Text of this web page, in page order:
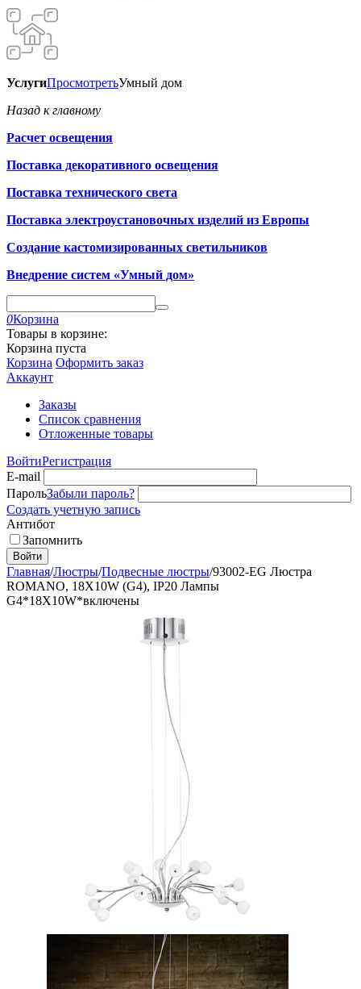
УслугиПросмотретьУмный дом
Назад к главному
Расчет освещения
Поставка декоративного освещения
Поставка технического света
Поставка электроустановочных изделий из Европы
Создание кастомизированных светильников
Внедрение систем «Умный дом»
0Корзина
Товары в корзине:
Корзина пуста
Корзина Оформить заказ
Аккаунт
Заказы
Список сравнения
Отложенные товары
ВойтиРегистрация
E-mail
ПарольЗабыли пароль?
Создать учетную запись
Антибот
Запомнить
Войти
Главная/Люстры/Подвесные люстры/93002-EG Люстра
ROMANO, 18X10W (G4), IP20 Лампы
G4*18X10W*включены